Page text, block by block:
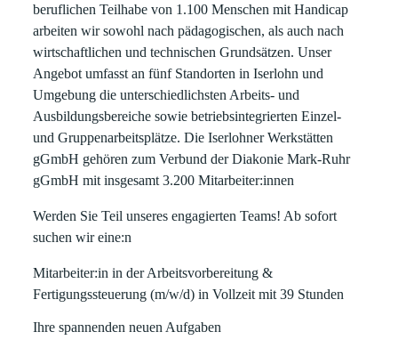
beruflichen Teilhabe von 1.100 Menschen mit Handicap
arbeiten wir sowohl nach pädagogischen, als auch nach
wirtschaftlichen und technischen Grundsätzen. Unser
Angebot umfasst an fünf Standorten in Iserlohn und
Umgebung die unterschiedlichsten Arbeits- und
Ausbildungsbereiche sowie betriebsintegrierten Einzel-
und Gruppenarbeitsplätze. Die Iserlohner Werkstätten
gGmbH gehören zum Verbund der Diakonie Mark-Ruhr
gGmbH mit insgesamt 3.200 Mitarbeiter:innen
Werden Sie Teil unseres engagierten Teams! Ab sofort
suchen wir eine:n
Mitarbeiter:in in der Arbeitsvorbereitung &
Fertigungssteuerung (m/w/d) in Vollzeit mit 39 Stunden
Ihre spannenden neuen Aufgaben